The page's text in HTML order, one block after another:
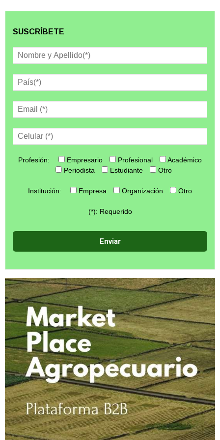
SUSCRÍBETE
Profesión: Empresario Profesional
Académico
Periodista
Estudiante Otro
Institución: Empresa Organización Otro
(*): Requerido